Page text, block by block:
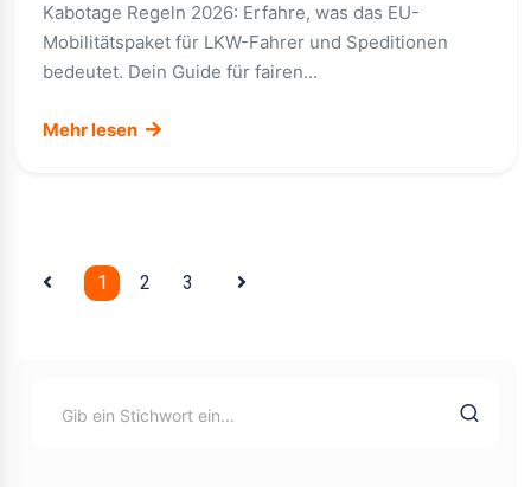
Kabotage Regeln 2026: Erfahre, was das EU-
Mobilitätspaket für LKW-Fahrer und Speditionen
bedeutet. Dein Guide für fairen...
Mehr lesen
1 2 3